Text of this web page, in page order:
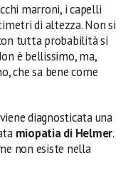
marroni, i capelli
di altezza. Non si
tutta probabilità si
è bellissimo, ma,
che sa bene come
diagnosticata una
miopatia di Helmer.
non esiste nella